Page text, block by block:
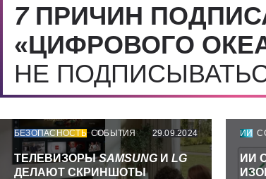
7 ПРИЧИН
«ЦИФРОВОГО
НЕ
БЕЗОПАСНОСТЬ СОБЫТИЯ 29.09.2024
ТЕЛЕВИЗОРЫSAMSUNG И LG
ДЕЛАЮТ СКРИНШОТЫ
ИИ
ИИ